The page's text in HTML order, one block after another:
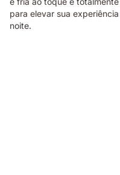
para elevar sua
noite.